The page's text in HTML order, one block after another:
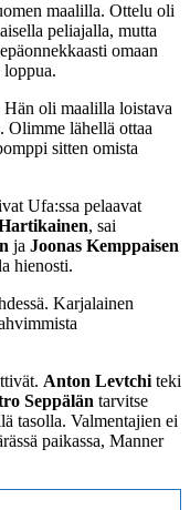
maalilla. Ottelu oli
peliajalla, mutta
omaan
loppua.
Hän oli maalilla loistava
Olimme lähellä ottaa
sitten omista
Ufa:ssa pelaavat
, sai
ja Joonas Kemppaisen
hienosti.
Karjalainen
Anton Levtchiteki
Seppälän tarvitse
tasolla. Valmentajien ei
paikassa, Manner